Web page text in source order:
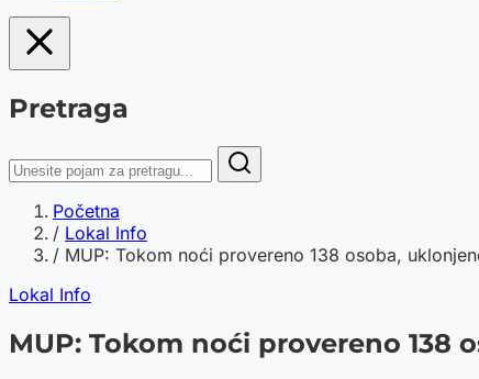
Pretraga
Početna
/ Lokal Info
/ MUP: Tokom noći provereno 138 osoba,
Lokal Info
MUP: Tokom noći provereno 138